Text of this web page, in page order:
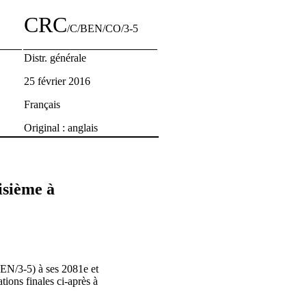
CRC/C/BEN/CO/3-5
Distr. générale
25 février 2016
Français
Original : anglais
à
3-5) à ses 2081e et
finales ci-après à